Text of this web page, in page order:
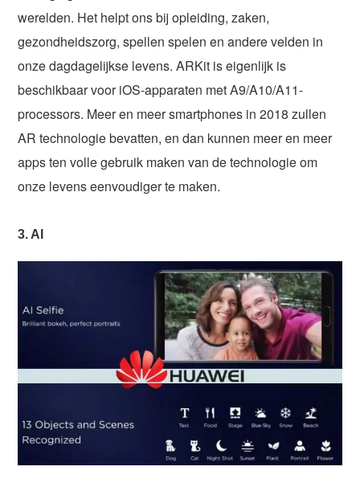
werelden. Het helpt ons bij opleiding, zaken,
gezondheidszorg, spellen spelen en andere velden in
onze dagdagelijkse levens. ARKit is eigenlijk is
beschikbaar voor iOS-apparaten met A9/A10/A11-
processors. Meer en meer smartphones in 2018 zullen
AR technologie bevatten, en dan kunnen meer en meer
apps ten volle gebruik maken van de technologie om
onze levens eenvoudiger te maken.
3. AI